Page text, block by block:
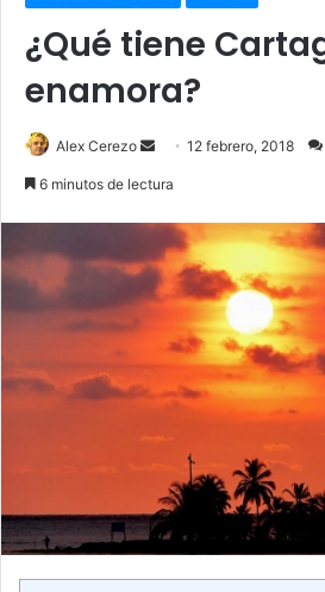
¿Qué tiene
enamora?
Alex Cerezo
Send12 febrero, 2018
6 minutos de lectura